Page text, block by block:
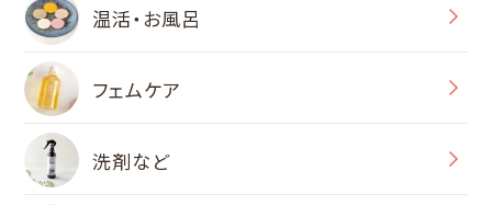
温活・お風呂
フェムケア
洗剤など